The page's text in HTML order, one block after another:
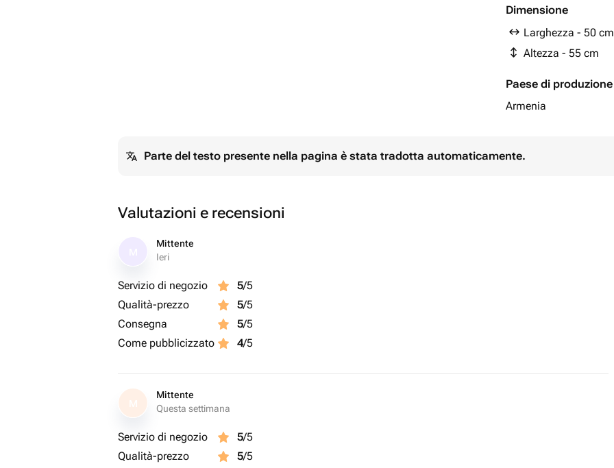
Dimensione
Larghezza - 50 cm
Altezza - 55 cm
Paese di produzione
Armenia
Parte del testo presente nella pagina è stata tradotta automaticamente.
Valutazioni e recensioni
Mittente
Ieri
Servizio di negozio 5/5
Qualità-prezzo
5/5
Consegna
5/5
Come pubblicizzato
4/5
M
Mittente
Questa settimana
Servizio di negozio 5/5
Qualità-prezzo
5/5